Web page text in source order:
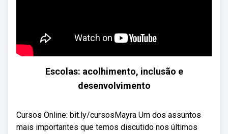
Escolas: acolhimento, inclusão e
desenvolvimento
Cursos Online: bit.ly/cursosMayra Um dos assuntos
mais importantes que temos discutido nos últimos